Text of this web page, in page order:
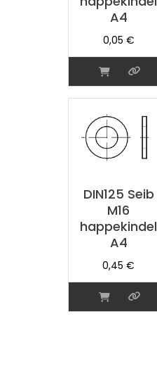
A4
0,05 €
DIN125 Seib
M16
happekindel
A4
0,45€